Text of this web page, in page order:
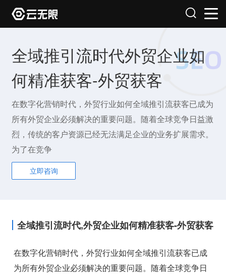
全域推引流时代外贸企业如
何精准获客-外贸获客
在数字化营销时代，外贸行业如何全域推引流获客已成为
所有外贸企业必须解决的重要问题。随着全球竞争日益激
烈，传统的客户资源已经无法满足企业的业务扩展需求。
为了在竞争
立即咨询
全域推引流时代,外贸企业如何精准获客-外贸获客
在数字化营销时代，外贸行业如何全域推引流获客已成
为所有外贸企业必须解决的重要问题。随着全球竞争日